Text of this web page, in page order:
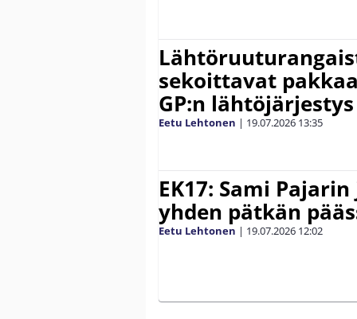
sekoittavat
GP:n lähtöjärjestys
Eetu Lehtonen | 19.07.2026 13:35
EK17: Sami
yhden pätkän
Eetu Lehtonen | 19.07.2026 12:02